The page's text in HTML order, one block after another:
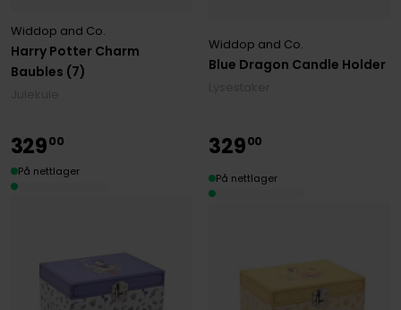
Harry Potter Charm
Baubles (7)
Widdop and Co.
Blue Dragon Candle Holder
Widdop and Co.
32900
På nettlager
32900
På nettlager